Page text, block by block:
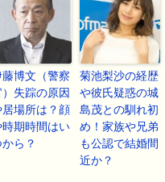
藤博文（警察
）失踪の原因
居場所は？顔
時期時間はい
ら？
菊池梨沙の経歴
や彼氏疑惑の城
島茂との馴れ初
め！家族や兄弟
も公認で結婚間
近か？